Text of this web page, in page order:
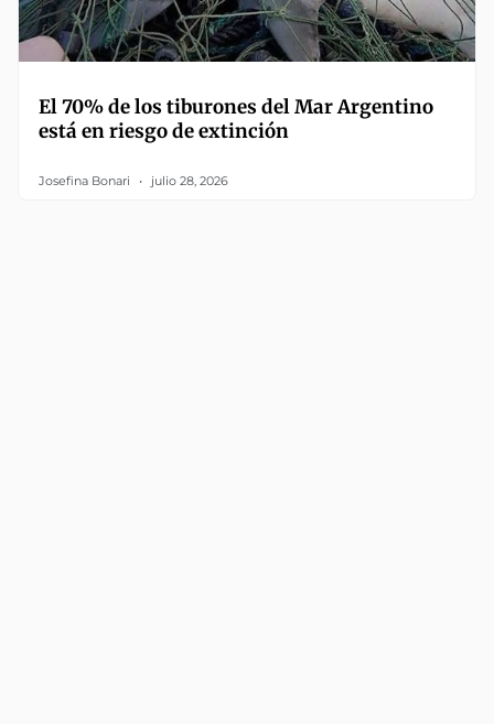
El 70% de los tiburones del Mar Argentino
está en riesgo de extinción
Josefina Bonari julio 28, 2026